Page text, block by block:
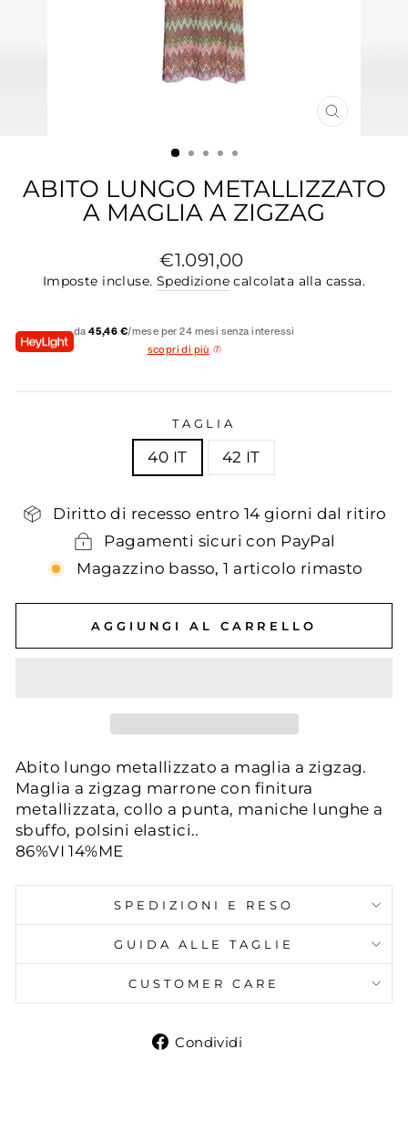
CHIUDI
ABITO LUNGO METALLIZZATO
A MAGLIA A ZIGZAG
Prezzo
di
€1.091,00
Imposte incluse. Spedizione calcolata alla cassa.
da45,46 €/mese per 24 mesi senza interessi
scopri di più
TAGLIA
40 IT 42 IT
Diritto di recesso entro 14 giorni dal ritiro
Pagamenti sicuri con PayPal
Magazzino basso, 1 articolo rimasto
AGGIUNGI AL CARRELLO
Abito lungo metallizzato a maglia a zigzag.
Maglia a zigzag marrone con finitura
metallizzata, collo a punta, maniche lunghe a
sbuffo, polsini elastici..
86%VI 14%ME
SPEDIZIONI E RESO
GUIDA ALLE TAGLIE
CUSTOMER CARE
Condividi